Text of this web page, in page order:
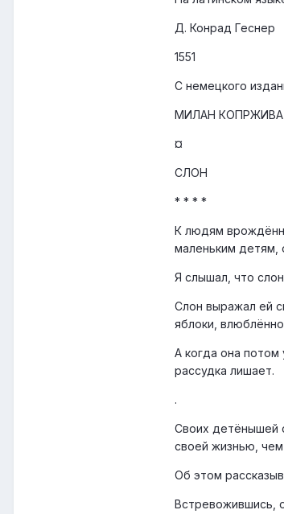
Д. Конрад Геснер
1551
С немецкого
МИЛАН КОПРЖИВА
¤
СЛОН
* * * *
К людям
маленьким детям,
Я слышал, что
Слон выражал ей
яблоки,
А когда она потом
рассудка лишает.
.
Своих детёнышей
своей жизнью,
Об этом
Встревожившись,